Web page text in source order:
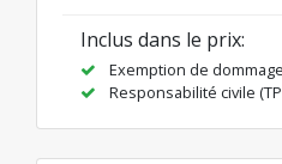
Inclus dans le prix:
Exemption de
Responsabilité civile